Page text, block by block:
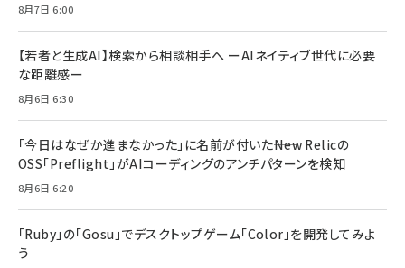
8月7日 6:00
【若者と生成AI】検索から相談相手へ ーAIネイティブ世代に必要
な距離感ー
8月6日 6:30
「今日はなぜか進まなかった」に名前が付いた――New Relicの
OSS「Preflight」がAIコーディングのアンチパターンを検知
8月6日 6:20
「Ruby」の「Gosu」でデスクトップゲーム「Color」を開発してみよ
う